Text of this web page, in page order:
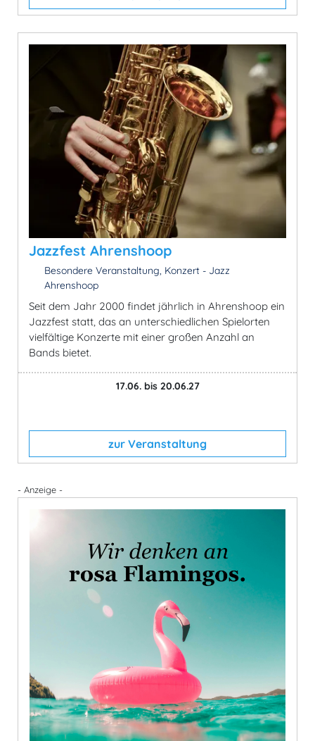
Jazzfest Ahrenshoop
Besondere Veranstaltung, Konzert - Jazz
Ahrenshoop
Seit dem Jahr 2000 findet jährlich in Ahrenshoop ein
Jazzfest statt, das an unterschiedlichen Spielorten
vielfältige Konzerte mit einer großen Anzahl an
Bands bietet.
17.06. bis 20.06.27
zur Veranstaltung
- Anzeige -